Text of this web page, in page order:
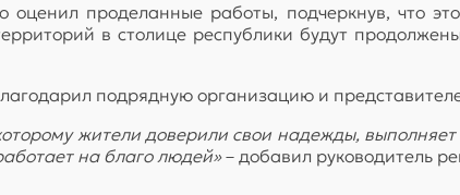
оценил проделанные работы, подчеркнув, что
в столице республики будут
подрядную организацию и
жители доверили свои надежды,
на благо людей»– добавил руководитель